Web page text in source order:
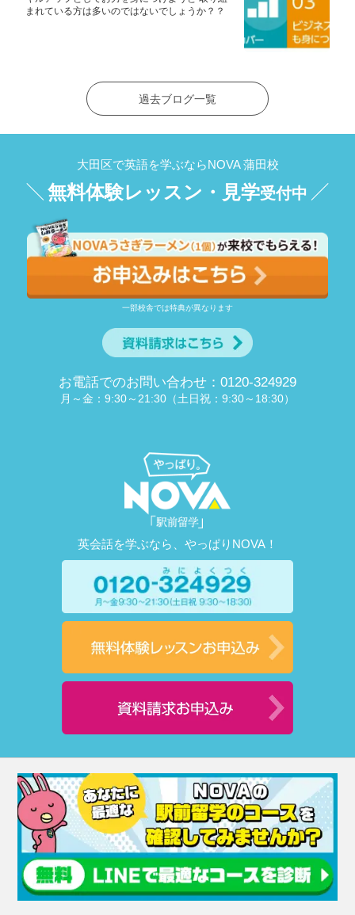
まれている方は多いのではないでしょうか？？
過去ブログ一覧
大田区で英語を学ぶならNOVA 蒲田校
無料体験レッスン・見学受付中
一部校舎では特典が異なります
お電話でのお問い合わせ：0120-324929
月～金：9:30～21:30（土日祝：9:30～18:30）
英会話を学ぶなら、やっぱりNOVA！